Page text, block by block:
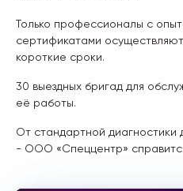
Только профессионалы с
сертификатами
короткие сроки.
30 выездных бригад для
её работы.
От стандартной диагностики
- ООО «Спеццентр»